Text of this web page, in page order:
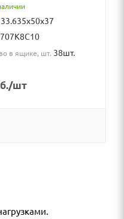
33.635x50x37
в ящике, шт. 38шт.
/шт